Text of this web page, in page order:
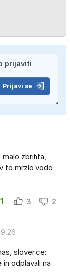
Prijavi se
zbrihta,
to mrzlo vodo
3 2
slovence:
odplavali na